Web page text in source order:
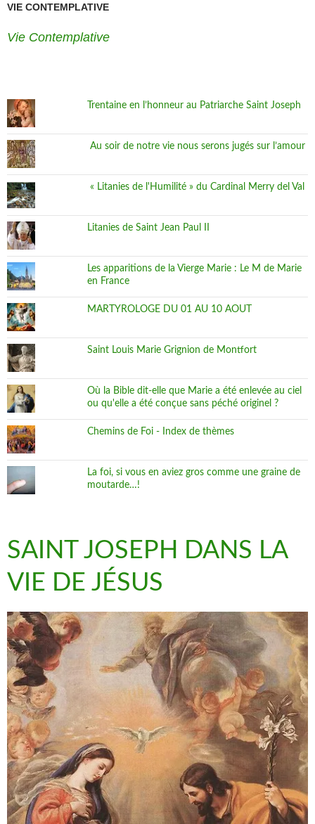
VIE CONTEMPLATIVE
Vie Contemplative
Trentaine en l’honneur au Patriarche Saint Joseph
Au soir de notre vie nous serons jugés sur l’amour
« Litanies de l'Humilité » du Cardinal Merry del Val
Litanies de Saint Jean Paul II
Les apparitions de la Vierge Marie : Le M de Marie
en France
MARTYROLOGE DU 01 AU 10 AOUT
Saint Louis Marie Grignion de Montfort
Où la Bible dit-elle que Marie a été enlevée au ciel
ou qu'elle a été conçue sans péché originel ?
Chemins de Foi - Index de thèmes
La foi, si vous en aviez gros comme une graine de
moutarde…!
SAINT JOSEPH DANS LA
VIE DE JÉSUS